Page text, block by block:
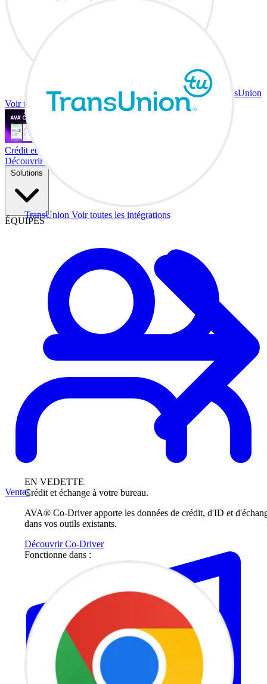
TransUnion Voir toutes les intégrations
EN VEDETTE
Crédit et échange à votre bureau.
AVA® Co-Driver apporte les données de crédit, d'ID et
dans vos outils existants.
Découvrir Co-Driver
Fonctionne dans :
TransUnion
Voir toutes les intégrations
Crédit et échange à votre bureau.
Découvrir Co-Driver
Solutions
ÉQUIPES
Ventes